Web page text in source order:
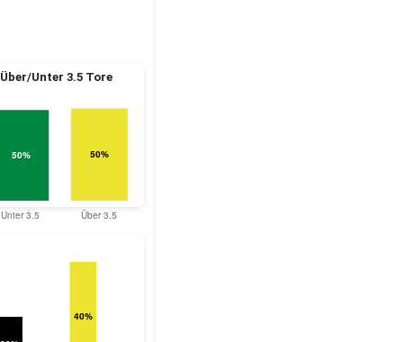
Über/Unter 3.5 Tore